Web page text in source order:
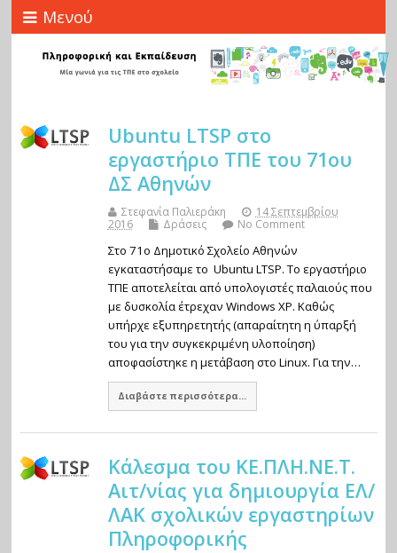
Μενού
Ubuntu LTSP στο
εργαστήριο ΤΠΕ του 71ου
ΔΣ Αθηνών
Στεφανία Παλιεράκη
14 Σεπτεμβρίου
2016
Δράσεις No Comment
Στο 71ο Δημοτικό Σχολείο Αθηνών
εγκαταστήσαμε το Ubuntu LTSP. Το εργαστήριο
ΤΠΕ αποτελείται από υπολογιστές παλαιούς που
με δυσκολία έτρεχαν Windows XP. Καθώς
υπήρχε εξυπηρετητής (απαραίτητη η ύπαρξή
του για την συγκεκριμένη υλοποίηση)
αποφασίστηκε η μετάβαση στο Linux. Για την…
Διαβάστε περισσότερα...
Κάλεσμα του ΚΕ.ΠΛΗ.ΝΕ.Τ.
Αιτ/νίας για δημιουργία ΕΛ/
ΛΑΚ σχολικών εργαστηρίων
Πληροφορικής